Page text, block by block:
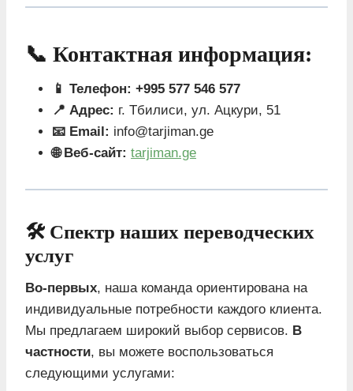
📞 Контактная информация:
📱 Телефон: +995 577 546 577
📍 Адрес: г. Тбилиси, ул. Ацкури, 51
📧 Email: info@tarjiman.ge
🌐 Веб-сайт: tarjiman.ge
🛠️ Спектр наших переводческих
услуг
Во-первых, наша команда ориентирована на
индивидуальные потребности каждого клиента.
Мы предлагаем широкий выбор сервисов. В
частности, вы можете воспользоваться
следующими услугами: